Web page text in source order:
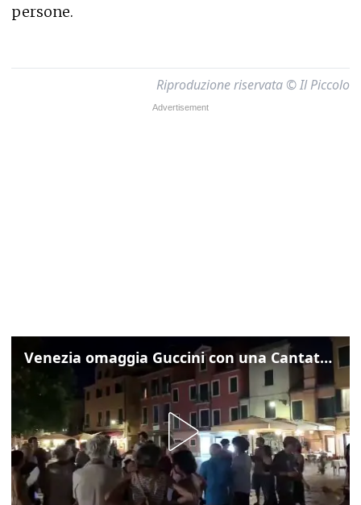
persone.
Riproduzione riservata © Il Piccolo
Venezia omaggia Guccini con una Cantata Anarchica in campo Santa Margherita